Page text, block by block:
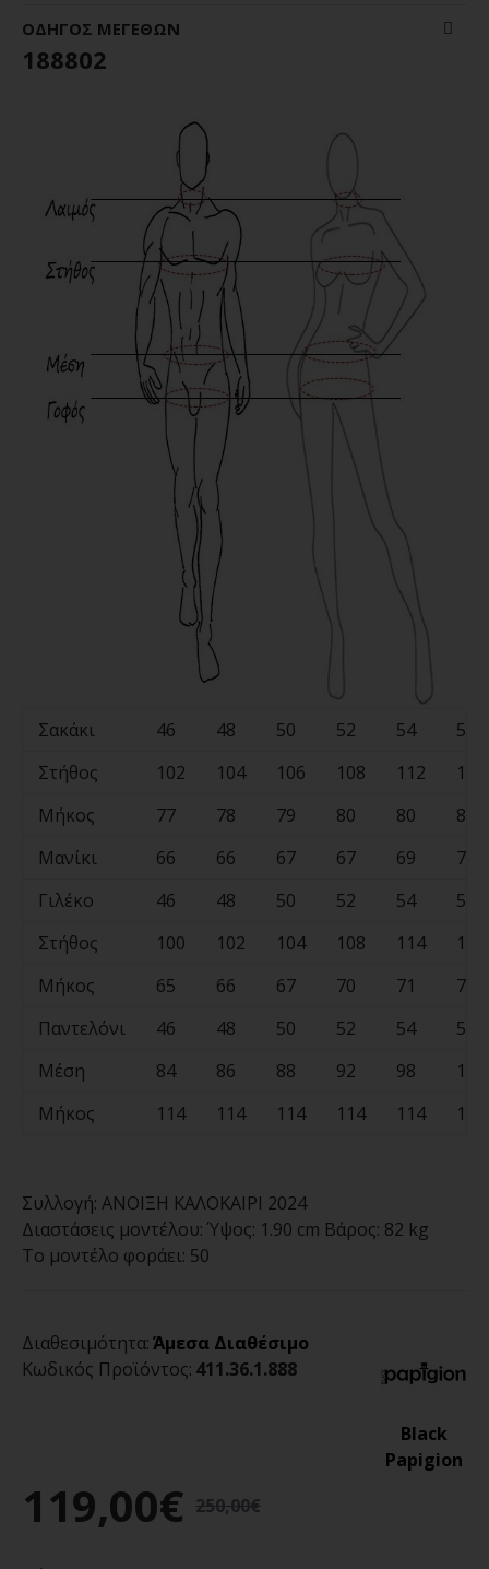
ΟΔΗΓΌΣ ΜΕΓΕΘΏΝ
188802
Σακάκι 46 48 50 52 54
56
Στήθος
102 104 106 108 112
118
Μήκος
77 78 79 80 80
81
Μανίκι
66 66 67 67 69
70
Γιλέκο
46 48 50 52 54
56
Στήθος
100 102 104 108 114
118
Μήκος
65 66 67 70 71
73
Παντελόνι
46 48 50 52 54
56
Μέση
84 86 88 92 98
100
Μήκος
114 114 114 114 114 114
Συλλογή: ΑΝΟΙΞΗ ΚΑΛΟΚΑΙΡΙ 2024
Διαστάσεις μοντέλου: Ύψος: 1.90 cm Βάρος: 82 kg
Το μοντέλο φοράει: 50
119,00€ 250,00€
Διαθεσιμότητα:Άμεσα Διαθέσιμο
Κωδικός Προϊόντος: 411.36.1.888
Black
Papigion